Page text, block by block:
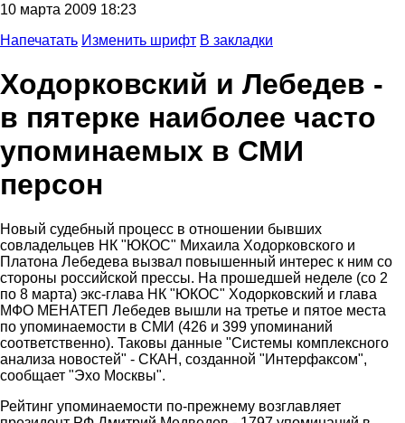
10 марта 2009 18:23
Напечатать Изменить шрифт В закладки
Ходорковский и Лебедев -
в пятерке наиболее часто
упоминаемых в СМИ
персон
Новый судебный процесс в отношении бывших
совладельцев НК "ЮКОС" Михаила Ходорковского и
Платона Лебедева вызвал повышенный интерес к ним со
стороны российской прессы. На прошедшей неделе (со 2
по 8 марта) экс-глава НК "ЮКОС" Ходорковский и глава
МФО МЕНАТЕП Лебедев вышли на третье и пятое места
по упоминаемости в СМИ (426 и 399 упоминаний
соответственно). Таковы данные "Системы комплексного
анализа новостей" - СКАН, созданной "Интерфаксом",
сообщает "Эхо Москвы".
Рейтинг упоминаемости по-прежнему возглавляет